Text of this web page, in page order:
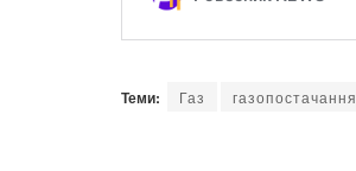
Теми: Газ газопостачання